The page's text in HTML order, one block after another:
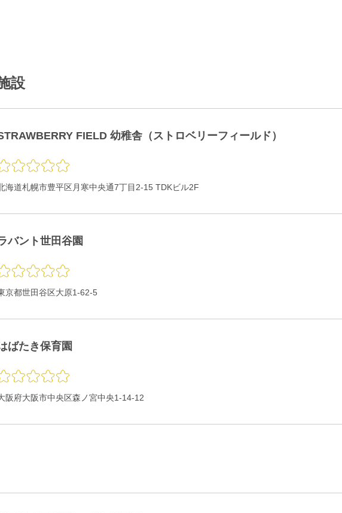
設
FIELD 幼稚舎（ストロベリーフィールド）
海道札幌市豊平区月寒中央通7丁目2-15 TDKビル2F
バント世田谷園
京都世田谷区大原1-62-5
ばたき保育園
阪府大阪市中央区森ノ宮中央1-14-12